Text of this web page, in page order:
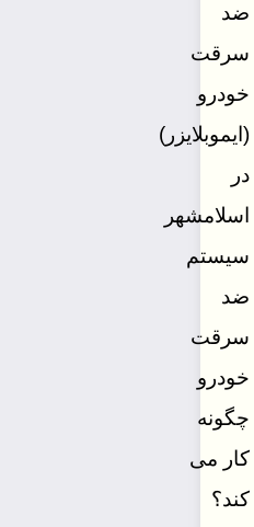
ضد
سرقت
خودرو
(ایموبلایزر)
در
اسلامشهر
سیستم
ضد
سرقت
خودرو
چگونه
کار می
کند؟